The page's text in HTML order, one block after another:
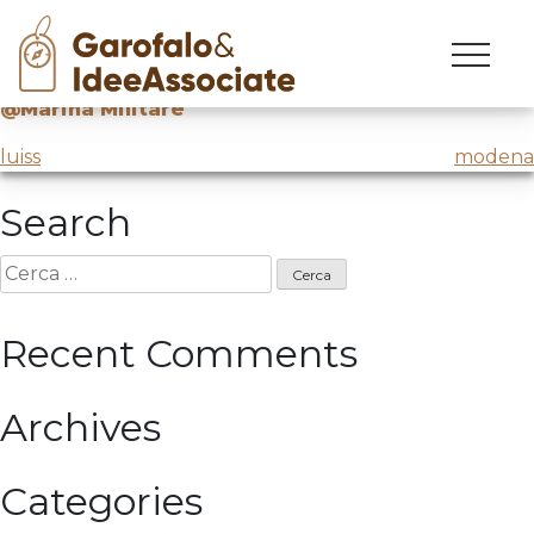
Skip
content
marina
Laboratorio sulla creatività e l’ innovazione per
@Marina Militare
Navigazione
articoli
luiss modena
Search
Ricerca
per:
Recent Comments
Archives
Categories